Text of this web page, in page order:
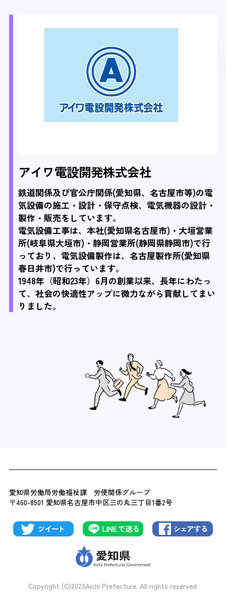
アイワ電設開発株式会社
鉄道関係及び官公庁関係(愛知県、名古屋市等)の電
気設備の施工・設計・保守点検、電気機器の設計・
製作・販売をしています。
電気設備工事は、本社(愛知県名古屋市)・大垣営業
所(岐阜県大垣市)・静岡営業所(静岡県静岡市)で行
っており、電気設備製作は、名古屋製作所(愛知県
春日井市)で行っています。
1948年（昭和23年）6月の創業以来、長年にわたっ
て、社会の快適性アップに微力ながら貢献してまい
りました。
愛知県労働局労働福祉課 労使関係グループ
〒460-8501 愛知県名古屋市中区三の丸三丁目1番2号
Copyright (C)2023Aichi Prefecture. All rights reserved.